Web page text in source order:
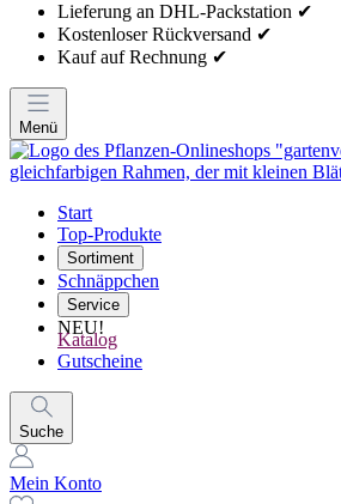
Lieferung an DHL-Packstation ✔
Kostenloser Rückversand ✔
Kauf auf Rechnung ✔
Menü
Start
Top-Produkte
Sortiment
Schnäppchen
Service
NEU!
Katalog
Gutscheine
Suche
Mein Konto